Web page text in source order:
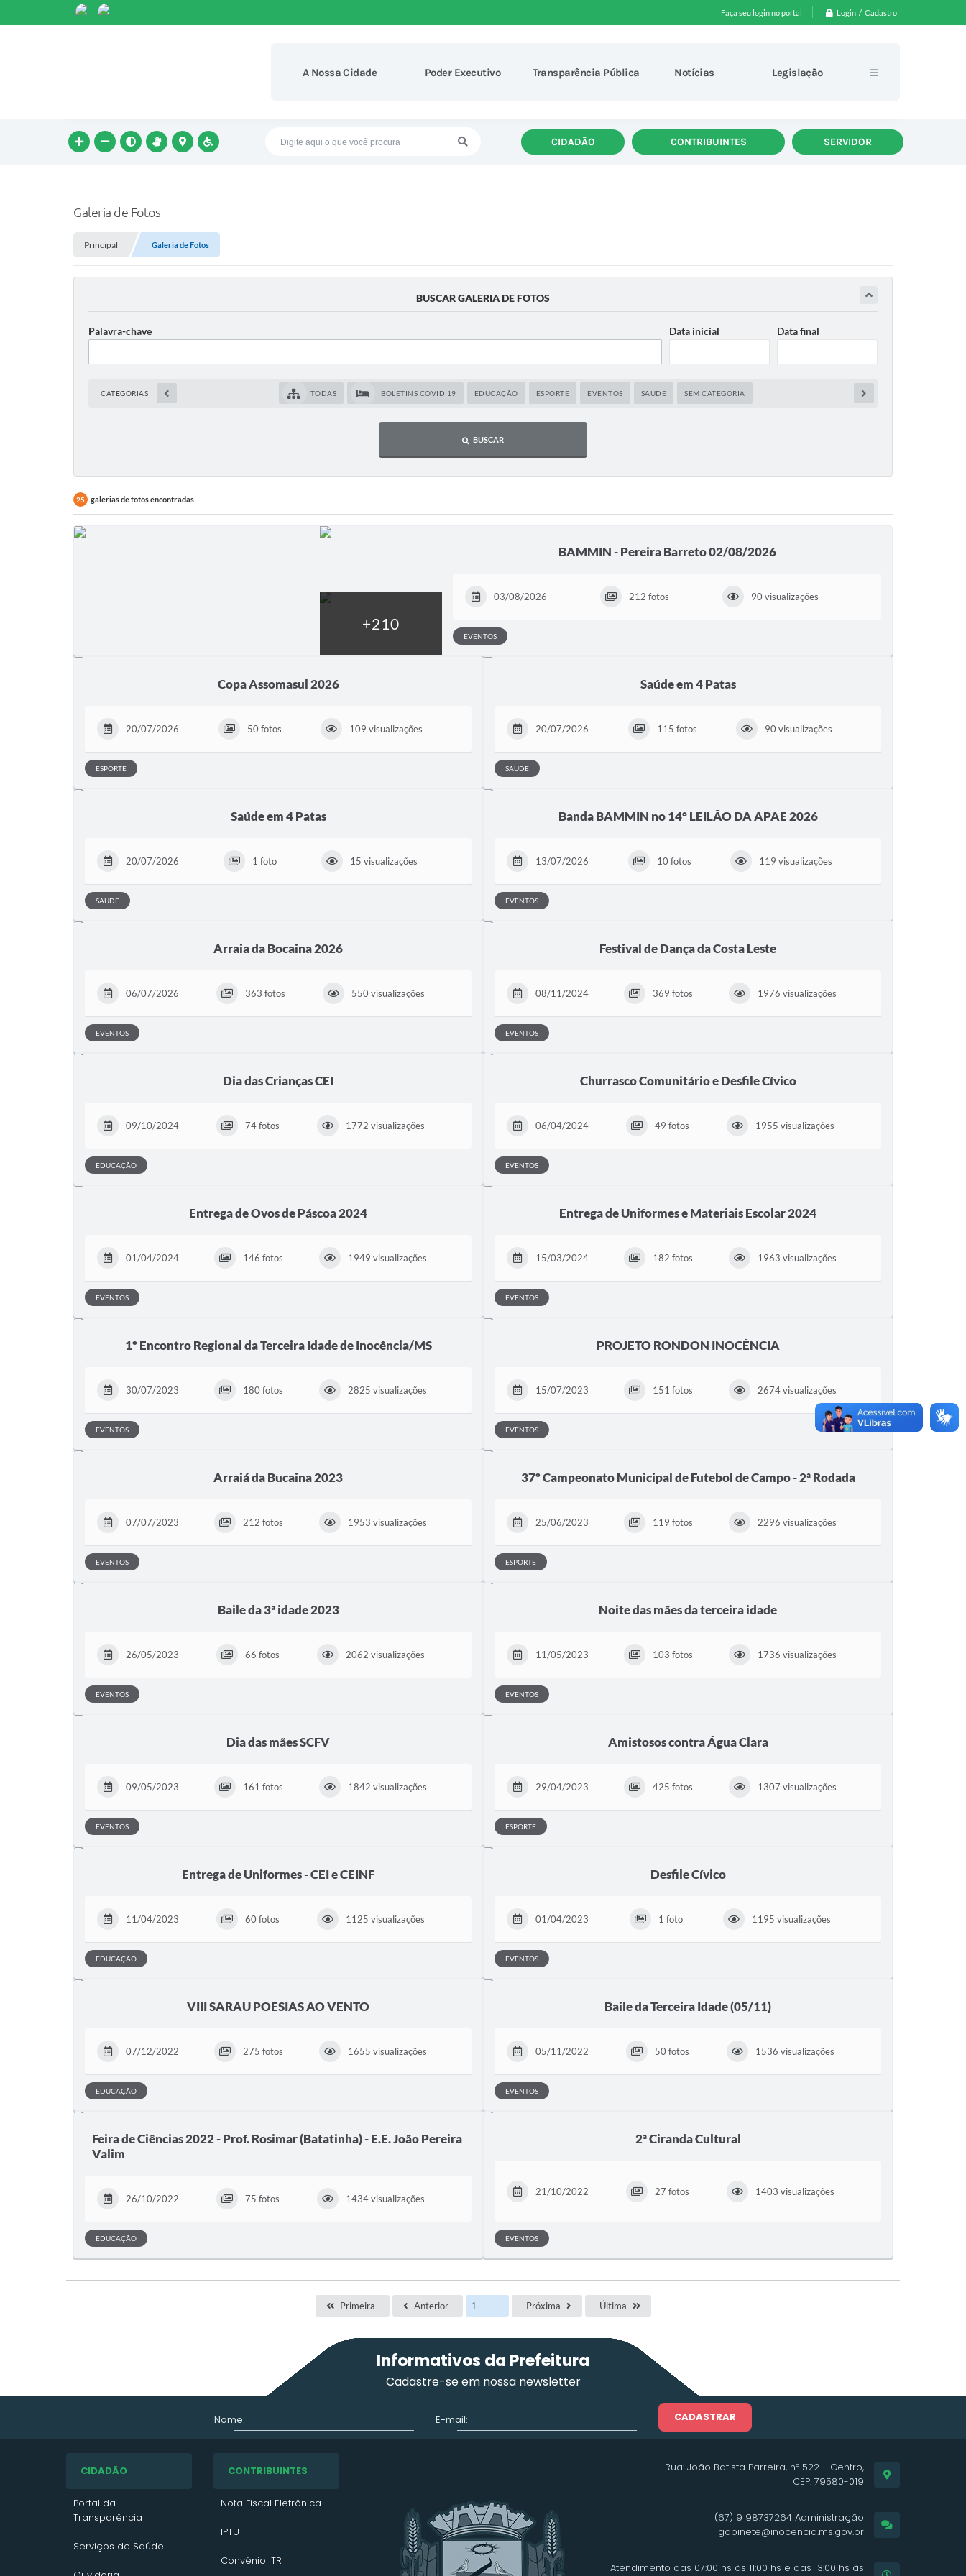
Faça seu login no portal Login / Cadastro
A Nossa Cidade Poder Executivo Transparência Pública Notícias Legislação
CIDADÃO CONTRIBUINTES SERVIDOR
Galeria de Fotos
Principal Galeria de Fotos
BUSCAR GALERIA DE FOTOS
Palavra-chave Data inicial Data final
CATEGORIAS TODAS BOLETINS COVID 19 EDUCAÇÃO ESPORTE EVENTOS SAUDE SEM CATEGORIA
BUSCAR
25 galerias de fotos encontradas
BAMMIN - Pereira Barreto 02/08/2026
03/08/2026 212 fotos 90 visualizações
EVENTOS
Copa Assomasul 2026
20/07/2026 50 fotos 109 visualizações
ESPORTE
Saúde em 4 Patas
20/07/2026 115 fotos 90 visualizações
SAUDE
Saúde em 4 Patas
20/07/2026 1 foto 15 visualizações
SAUDE
Banda BAMMIN no 14° LEILÃO DA APAE 2026
13/07/2026 10 fotos 119 visualizações
EVENTOS
Arraia da Bocaina 2026
06/07/2026 363 fotos 550 visualizações
EVENTOS
Festival de Dança da Costa Leste
08/11/2024 369 fotos 1976 visualizações
EVENTOS
Dia das Crianças CEI
09/10/2024 74 fotos 1772 visualizações
EDUCAÇÃO
Churrasco Comunitário e Desfile Cívico
06/04/2024 49 fotos 1955 visualizações
EVENTOS
Entrega de Ovos de Páscoa 2024
01/04/2024 146 fotos 1949 visualizações
EVENTOS
Entrega de Uniformes e Materiais Escolar 2024
15/03/2024 182 fotos 1963 visualizações
EVENTOS
1º Encontro Regional da Terceira Idade de Inocência/MS
30/07/2023 180 fotos 2825 visualizações
EVENTOS
PROJETO RONDON INOCÊNCIA
15/07/2023 151 fotos 2674 visualizações
EVENTOS
Arraiá da Bucaina 2023
07/07/2023 212 fotos 1953 visualizações
EVENTOS
37º Campeonato Municipal de Futebol de Campo - 2ª Rodada
25/06/2023 119 fotos 2296 visualizações
ESPORTE
Baile da 3ª idade 2023
26/05/2023 66 fotos 2062 visualizações
EVENTOS
Noite das mães da terceira idade
11/05/2023 103 fotos 1736 visualizações
EVENTOS
Dia das mães SCFV
09/05/2023 161 fotos 1842 visualizações
EVENTOS
Amistosos contra Água Clara
29/04/2023 425 fotos 1307 visualizações
ESPORTE
Entrega de Uniformes - CEI e CEINF
11/04/2023 60 fotos 1125 visualizações
EDUCAÇÃO
Desfile Cívico
01/04/2023 1 foto 1195 visualizações
EVENTOS
VIII SARAU POESIAS AO VENTO
07/12/2022 275 fotos 1655 visualizações
EDUCAÇÃO
Baile da Terceira Idade (05/11)
05/11/2022 50 fotos 1536 visualizações
EVENTOS
Feira de Ciências 2022 - Prof. Rosimar (Batatinha) - E.E. João Pereira
Valim
26/10/2022 75 fotos 1434 visualizações
EDUCAÇÃO
2ª Ciranda Cultural
21/10/2022 27 fotos 1403 visualizações
EVENTOS
Primeira Anterior Próxima Última
Informativos da Prefeitura
Cadastre-se em nossa newsletter
Nome: E-mail: CADASTRAR
CIDADÃO
Portal da
Transparência
Serviços de Saúde
CONTRIBUINTES
Nota Fiscal Eletrônica
IPTU
Convênio ITR
Rua: João Batista Parreira, nº 522 - Centro,
CEP: 79580-019
(67) 9 98737264 Administração
gabinete@inocencia.ms.gov.br
Atendimento das 07:00 hs às 11:00 hs e das 13:00 hs às